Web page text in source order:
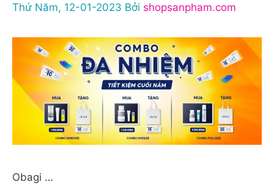
Thứ Năm, 12-01-2023 Bởi shopsanpham.com
Obagi …